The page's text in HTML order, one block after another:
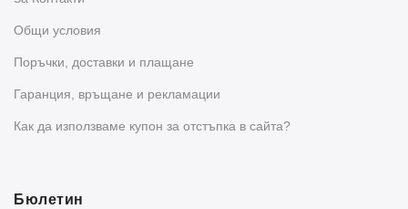
Общи условия
Поръчки, доставки и плащане
Гаранция, връщане и рекламации
Как да използваме купон за отстъпка в сайта?
Бюлетин